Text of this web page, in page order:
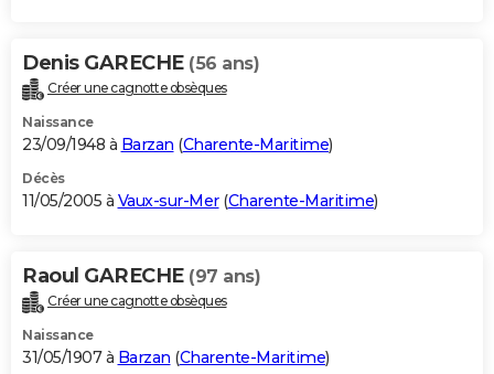
Denis GARECHE (56 ans)
Créer une cagnotte obsèques
Naissance
23/09/1948 à Barzan (Charente-Maritime)
Décès
11/05/2005 à Vaux-sur-Mer(Charente-Maritime)
Raoul GARECHE (97 ans)
Créer une cagnotte obsèques
Naissance
31/05/1907 à Barzan (Charente-Maritime)